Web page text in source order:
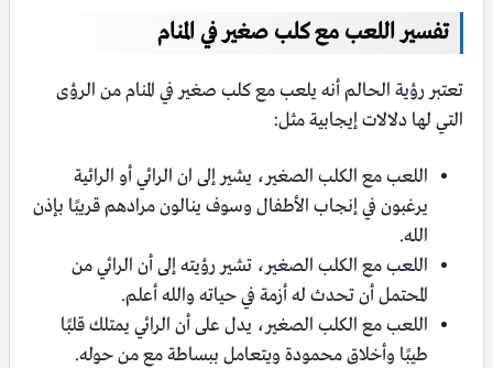
تفسير اللعب مع كلب صغير في المنام
تعتبر رؤية الحالم أنه يلعب مع كلب صغير في المنام من الرؤى
التي لها دلالات إيجابية مثل:
اللعب مع الكلب الصغير، يشير إلى ان الرائي أو الرائية
يرغبون في إنجاب الأطفال وسوف ينالون مرادهم قريبًا بإذن
الله.
اللعب مع الكلب الصغير، تشير رؤيته إلى أن الرائي من
المحتمل أن تحدث له أزمة في حياته والله أعلم.
اللعب مع الكلب الصغير، يدل على أن الرائي يمتلك قلبًا
طيبًا وأخلاق محمودة ويتعامل ببساطة مع من حوله.